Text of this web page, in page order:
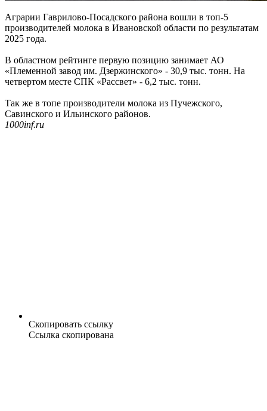
Аграрии Гаврилово-Посадского района вошли в топ-5
производителей молока в Ивановской области по результатам
2025 года.
В областном рейтинге первую позицию занимает АО
«Племенной завод им. Дзержинского» - 30,9 тыс. тонн. На
четвертом месте СПК «Рассвет» - 6,2 тыс. тонн.
Так же в топе производители молока из Пучежского,
Савинского и Ильинского районов.
1000inf.ru
Скопировать ссылку
Ссылка скопирована